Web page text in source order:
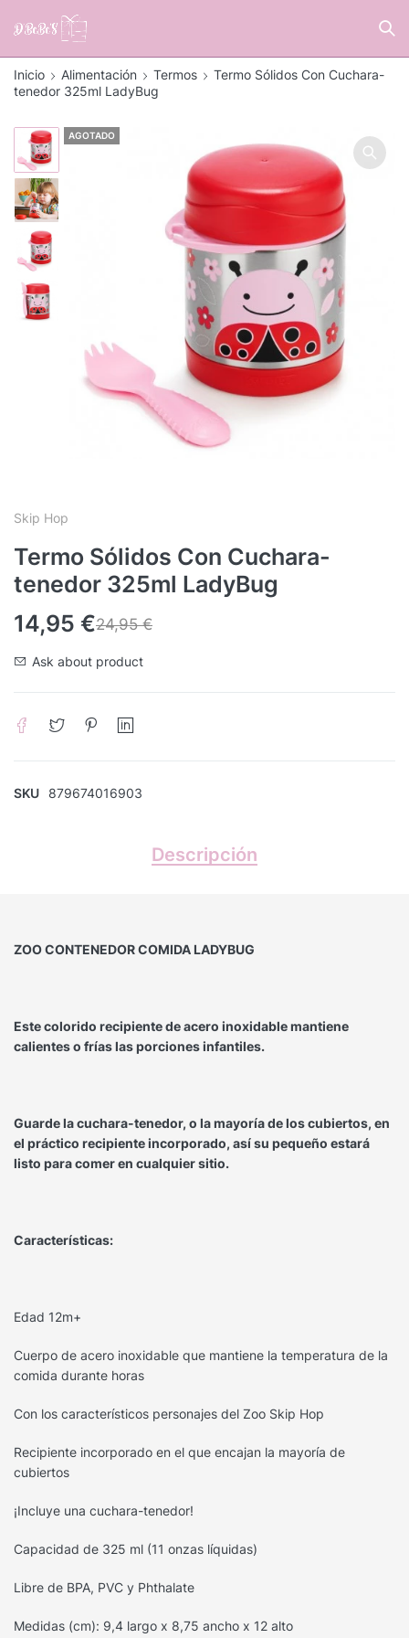
Inicio Alimentación Termos
Termo Sólidos Con Cuchara-
tenedor 325ml LadyBug
AGOTADO
Skip Hop
Termo Sólidos Con Cuchara-
tenedor 325ml LadyBug
24,95€
14,95 €
Ask about product
SKU 879674016903
Descripción
ZOO CONTENEDOR COMIDA LADYBUG
Este colorido recipiente de acero inoxidable mantiene
calientes o frías las porciones infantiles.
Guarde la cuchara-tenedor, o la mayoría de los cubiertos, en
el práctico recipiente incorporado, así su pequeño estará
listo para comer en cualquier sitio.
Características:
Edad 12m+
Cuerpo de acero inoxidable que mantiene la temperatura de la
comida durante horas
Con los característicos personajes del Zoo Skip Hop
Recipiente incorporado en el que encajan la mayoría de
cubiertos
¡Incluye una cuchara-tenedor!
Capacidad de 325 ml (11 onzas líquidas)
Libre de BPA, PVC y Phthalate
Medidas (cm): 9,4 largo x 8,75 ancho x 12 alto